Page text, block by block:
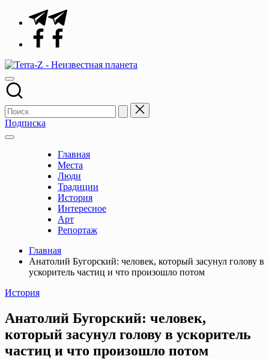
Перейти
содержимому
Telegram
Facebook
планета
Места,
традиции,
история,
события
Подписка
Главная
Места
Люди
Традиции
История
Интересное
Арт
Репортаж
Главная
Анатолий Бугорский: человек, который засунул голову в
ускоритель частиц и что произошло потом
Опубликовано
История
Анатолий Бугорский: человек,
который засунул голову в ускоритель
частиц и что произошло потом